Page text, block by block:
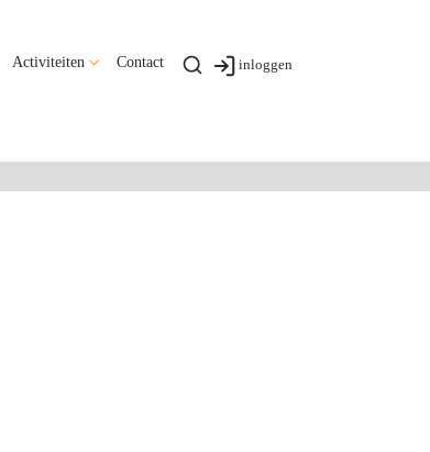
Activiteiten Contact inloggen